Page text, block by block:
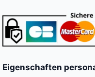
Eigenschaften